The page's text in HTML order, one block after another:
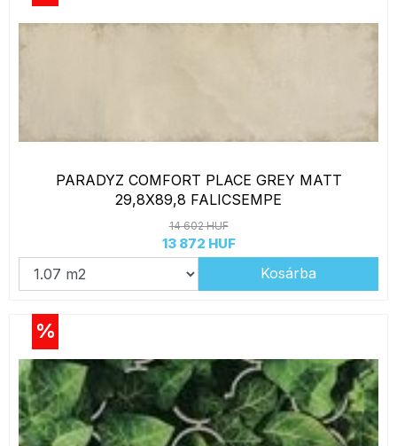
PARADYZ COMFORT PLACE GREY MATT
29,8X89,8 FALICSEMPE
14 602 HUF
13 872 HUF
Kosárba
%